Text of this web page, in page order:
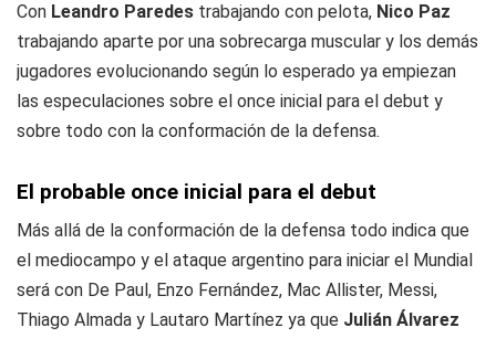
Con Leandro Paredes trabajando con pelota, Nico Paz
trabajando aparte por una sobrecarga muscular y los demás
jugadores evolucionando según lo esperado ya empiezan
las especulaciones sobre el once inicial para el debut y
sobre todo con la conformación de la defensa.
El probable once inicial para el debut
Más allá de la conformación de la defensa todo indica que
el mediocampo y el ataque argentino para iniciar el Mundial
será con De Paul, Enzo Fernández, Mac Allister, Messi,
Thiago Almada y Lautaro Martínez ya que Julián Álvarez